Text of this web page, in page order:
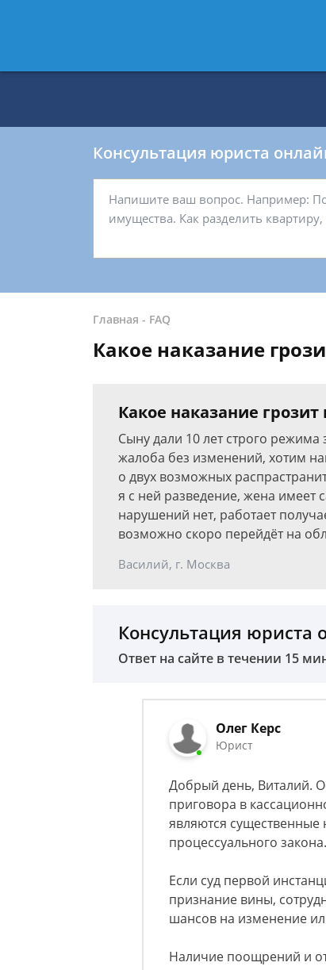
8 812
Консультация юриста
Главная - FAQ
Какое наказание
Какое наказание грозит
Сыну дали 10 лет строго
жалоба без изменений, хотим
о двух возможных
я с ней разведение, жена имеет
нарушений нет, работает
возможно скоро перейдёт на
Василий, г. Москва
Консультация юриста
Ответ на сайте в течении 15
Олег Керс
Юрист
Добрый день, Виталий.
приговора в
являются существенные
процессуального закона.
Если суд первой
признание вины,
шансов на изменение
Наличие поощрений и